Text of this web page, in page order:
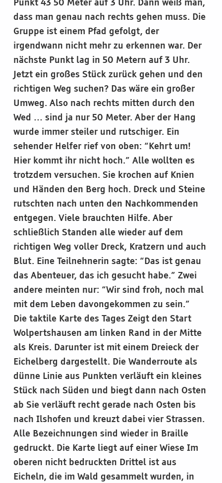
Punkt 43 50 Meter auf 3 Uhr. Dann weiß man,
dass man genau nach rechts gehen muss. Die
Gruppe ist einem Pfad gefolgt, der
irgendwann nicht mehr zu erkennen war. Der
nächste Punkt lag in 50 Metern auf 3 Uhr.
Jetzt ein großes Stück zurück gehen und den
richtigen Weg suchen? Das wäre ein großer
Umweg. Also nach rechts mitten durch den
Wed … sind ja nur 50 Meter. Aber der Hang
wurde immer steiler und rutschiger. Ein
sehender Helfer rief von oben: “Kehrt um!
Hier kommt ihr nicht hoch.” Alle wollten es
trotzdem versuchen. Sie krochen auf Knien
und Händen den Berg hoch. Dreck und Steine
rutschten nach unten den Nachkommenden
entgegen. Viele brauchten Hilfe. Aber
schließlich Standen alle wieder auf dem
richtigen Weg voller Dreck, Kratzern und auch
Blut. Eine Teilnehnerin sagte: “Das ist genau
das Abenteuer, das ich gesucht habe.” Zwei
andere meinten nur: “Wir sind froh, noch mal
mit dem Leben davongekommen zu sein.”
Die taktile Karte des Tages Zeigt den Start
Wolpertshausen am linken Rand in der Mitte
als Kreis. Darunter ist mit einem Dreieck der
Eichelberg dargestellt. Die Wanderroute als
dünne Linie aus Punkten verläuft ein kleines
Stück nach Süden und biegt dann nach Osten
ab Sie verläuft recht gerade nach Osten bis
nach Ilshofen und kreuzt dabei vier Strassen.
Alle Bezeichnungen sind wieder in Braille
gedruckt. Die Karte liegt auf einer Wiese Im
oberen nicht bedruckten Drittel ist aus
Eicheln, die im Wald gesammelt wurden, in